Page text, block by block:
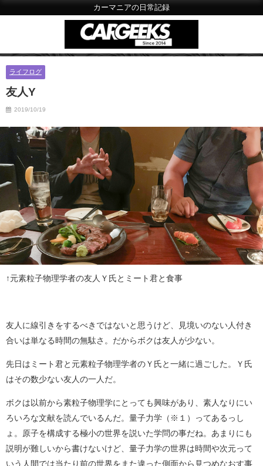
カーマニアの日常記録
ライフログ
友人Y
2019/10/19
↑元素粒子物理学者の友人Ｙ氏とミート君と食事
友人に線引きをするべきではないと思うけど、見境いのない人付き
合いは単なる時間の無駄さ。だからボクは友人が少ない。
先日はミート君と元素粒子物理学者のＹ氏と一緒に過ごした。Ｙ氏
はその数少ない友人の一人だ。
ボクは以前から素粒子物理学にとっても興味があり、素人なりにい
ろいろな文献を読んでいるんだ。量子力学（※１）ってあるっし
ょ。原子を構成する極小の世界を説いた学問の事だね。あまりにも
説明が難しいから書けないけど、量子力学の世界は時間や次元って
いう人間では当たり前の世界をまた違った側面から見つめなおす事